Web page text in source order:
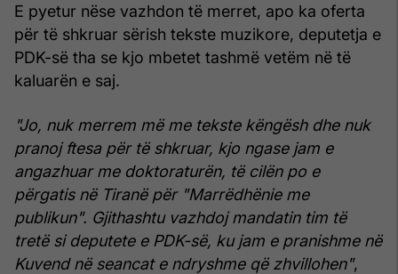
E pyetur nëse vazhdon të merret, apo ka oferta
për të shkruar sërish tekste muzikore, deputetja e
PDK-së tha se kjo mbetet tashmë vetëm në të
kaluarën e saj.
"Jo, nuk merrem më me tekste këngësh dhe nuk
pranoj ftesa për të shkruar, kjo ngase jam e
angazhuar me doktoraturën, të cilën po e
përgatis në Tiranë për "Marrëdhënie me
publikun". Gjithashtu vazhdoj mandatin tim të
tretë si deputete e PDK-së, ku jam e pranishme në
Kuvend në seancat e ndryshme që zhvillohen",